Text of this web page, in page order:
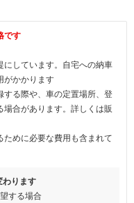
です
しています。自宅への納車
がかかります
る際や、車の定置場所、登
合があります。詳しくは販
めに必要な費用も含まれて
わります
する場合